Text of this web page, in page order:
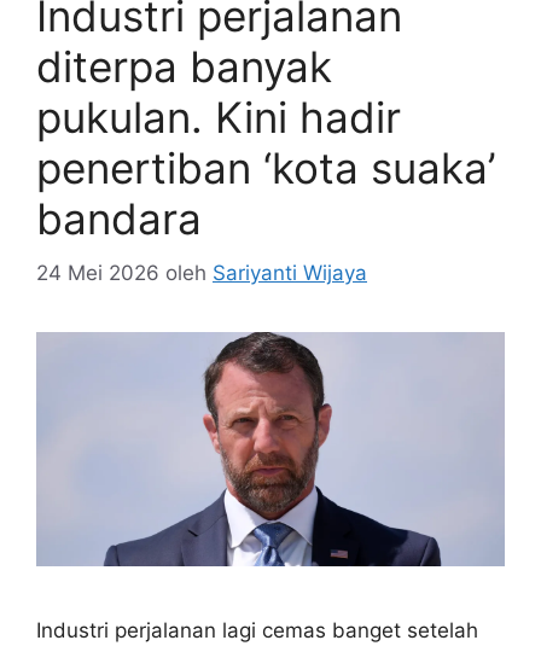
Industri perjalanan
diterpa banyak
pukulan. Kini hadir
penertiban ‘kota suaka’
bandara
24 Mei 2026 oleh Sariyanti Wijaya
Industri perjalanan lagi cemas banget setelah